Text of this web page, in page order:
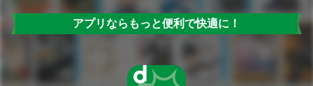
アプリならもっと便利で快適に！